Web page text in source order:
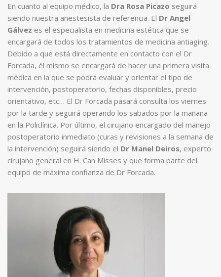
En cuanto al equipo médico, la Dra Rosa Picazo seguirá
siendo nuestra anestesista de referencia. El Dr Angel
Gálvez es el especialista en medicina estética que se
encargará de todos los tratamientos de medicina antiaging.
Debido a que está directamente en contacto con el Dr
Forcada, él mismo se encargará de hacer una primera visita
médica en la que se podrá evaluar y orientar el tipo de
intervención, postoperatorio, fechas disponibles, precio
orientativo, etc… El Dr Forcada pasará consulta los viernes
por la tarde y seguirá operando los sabados por la mañana
en la Policlínica. Por último, el cirujano encargado del manejo
postoperatorio inmediato (curas y revisiones a la semana de
la intervención) seguirá siendo el Dr Manel Deiros, experto
cirujano general en H. Can Misses y que forma parte del
equipo de máxima confianza de Dr Forcada.